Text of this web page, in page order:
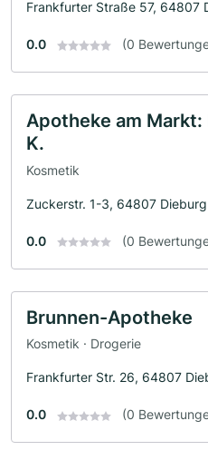
Frankfurter Straße 57, 64807
0.0 (0
Apotheke am Markt:
K.
Kosmetik
Zuckerstr. 1-3, 64807 Dieburg
0.0 (0
Brunnen-Apotheke
Kosmetik · Drogerie
Frankfurter Str. 26, 64807
0.0 (0